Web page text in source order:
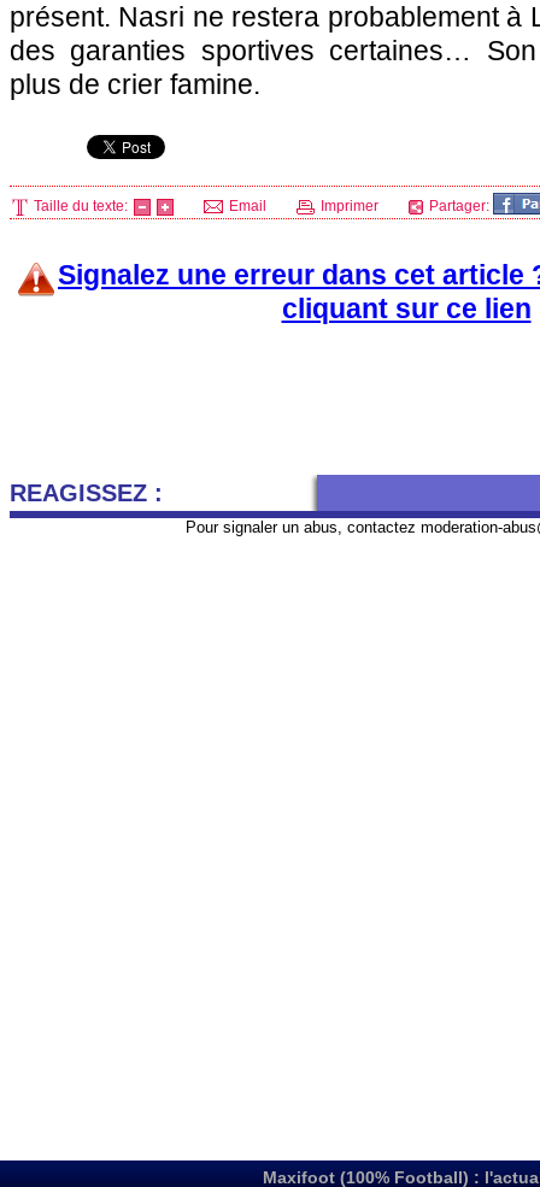
présent. Nasri ne restera probablement à
des garanties sportives certaines…
plus de crier famine.
Taille du texte: Email Imprimer Partager:
Signalez une erreur dans cet article
cliquant sur ce lien
REAGISSEZ :
Pour signaler un abus, contactez moderation-
Maxifoot (100% Football) :